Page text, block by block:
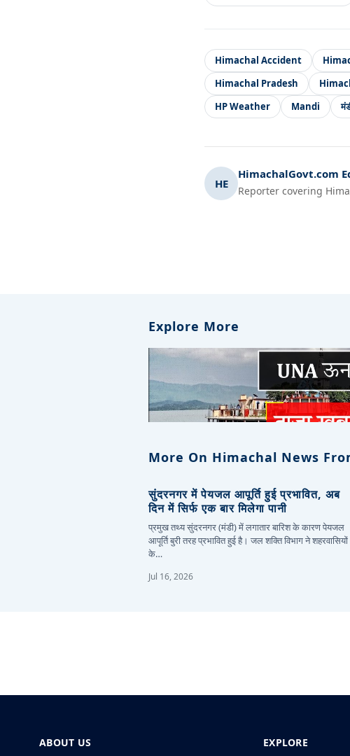
Himachal Accident
Himachal Pradesh
HP Weather
Mandi
HE
HimachalGovt.com
Reporter covering
Explore More
More On Himachal News
सुंदरनगर में पेयजल आपूर्ति हुई प्रभावित, अब
दिन में सिर्फ एक बार मिलेगा पानी
प्रमुख तथ्य सुंदरनगर (मंडी) में लगातार बारिश के कारण पेयजल
आपूर्ति बुरी तरह प्रभावित हुई है। जल शक्ति विभाग ने शहरवासियों
के…
Jul 16, 2026
ABOUT US EXPLORE